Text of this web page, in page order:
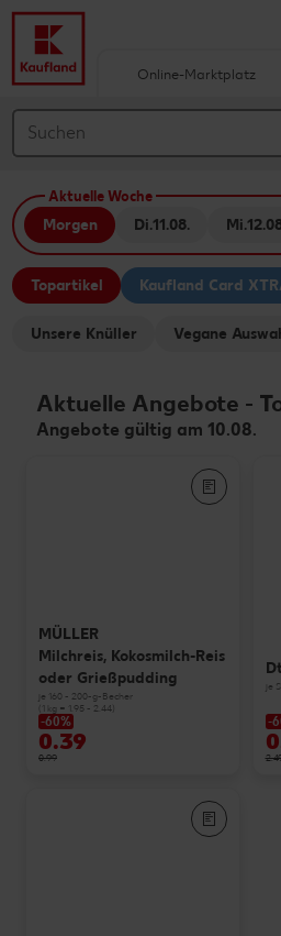
Hauptinhalt
Footer
Schwebender Seitenbereich
Online-Marktplatz
Aktuelle Woche
Morgen Di.11.08. Mi.
Topartikel Kaufland Card
Unsere Knüller Vegane
Aktuelle Angebote -
Angebote gültig am 10.08.
MÜLLER
Milchreis, Kokosmilch-Reis
oder Grießpudding
je 160 - 200-g-Becher
(1 kg = 1.95 - 2.44)
-60%
0.39
0.99
je
-